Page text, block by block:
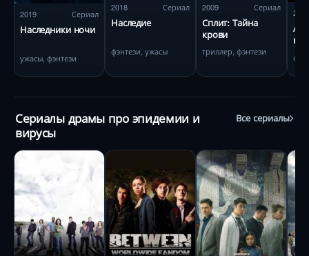
2019 Сериал
Наследники ночи
ужасы, фэнтези
2018 Сериал
Наследие
фэнтези, ужасы
2009 Сериал
Сплит: Тайна
крови
триллер, фэнтези
2022
Сериалы драмы про эпидемии и
вирусы
Все сериалы